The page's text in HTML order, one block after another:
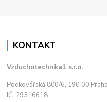
KONTAKT
Vzduchotechnika1 s.r.o.
Podkovářská 800/6, 190 00
IČ: 29316618